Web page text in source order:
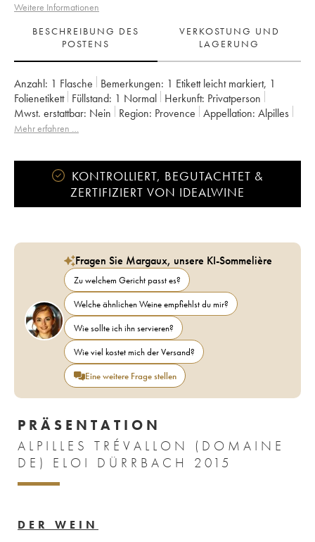
Weitere Informationen
BESCHREIBUNG DES
POSTENS
VERKOSTUNG UND
LAGERUNG
Anzahl: 1 Flasche Bemerkungen: 1 Etikett leicht markiert, 1
Folienetikett Füllstand: 1 Normal Herkunft:
privatperson
Mwst. erstattbar:
nein Region: Provence Appellation:
Alpilles
Eigentümer:
Eloi Dürrbach
Mehr erfahren …
KONTROLLIERT, BEGUTACHTET &
ZERTIFIZIERT VON IDEALWINE
Fragen Sie Margaux, unsere KI-Sommelière
Zu welchem Gericht passt es?
Welche ähnlichen Weine empfiehlst du mir?
Wie sollte ich ihn servieren?
Wie viel kostet mich der Versand?
Eine weitere Frage stellen
PRÄSENTATION
ALPILLES TRÉVALLON (DOMAINE
DE) ELOI DÜRRBACH 2015
DER WEIN